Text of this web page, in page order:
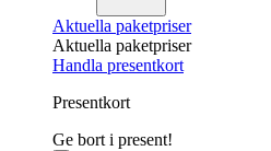
Aktuella paketpriser
Aktuella paketpriser
Handla presentkort
Presentkort
Ge bort i present!